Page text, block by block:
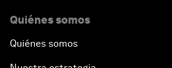
Quiénes somos
Quiénes somos